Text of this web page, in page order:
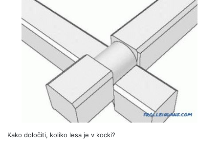
Kako določiti, koliko lesa je v kocki?